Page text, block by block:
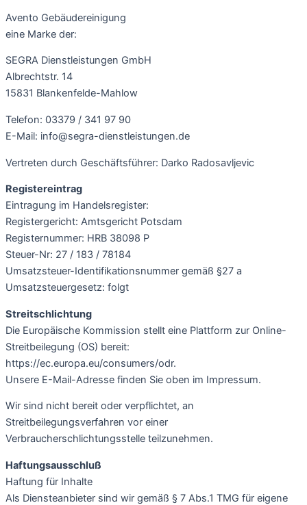
Avento Gebäudereinigung
eine Marke der:
SEGRA Dienstleistungen GmbH
Albrechtstr. 14
15831 Blankenfelde-Mahlow
Telefon: 03379 / 341 97 90
E-Mail: info@segra-dienstleistungen.de
Vertreten durch Geschäftsführer: Darko Radosavljevic
Registereintrag
Eintragung im Handelsregister:
Registergericht: Amtsgericht Potsdam
Registernummer: HRB 38098 P
Steuer-Nr: 27 / 183 / 78184
Umsatzsteuer-Identifikationsnummer gemäß §27 a
Umsatzsteuergesetz: folgt
Streitschlichtung
Die Europäische Kommission stellt eine Plattform zur Online-
Streitbeilegung (OS) bereit:
https://ec.europa.eu/consumers/odr.
Unsere E-Mail-Adresse finden Sie oben im Impressum.
Wir sind nicht bereit oder verpflichtet, an
Streitbeilegungsverfahren vor einer
Verbraucherschlichtungsstelle teilzunehmen.
Haftungsausschluß
Haftung für Inhalte
Als Diensteanbieter sind wir gemäß § 7 Abs.1 TMG für eigene